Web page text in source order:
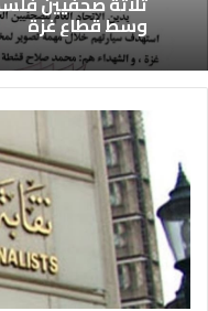
وسط قطاع غزة